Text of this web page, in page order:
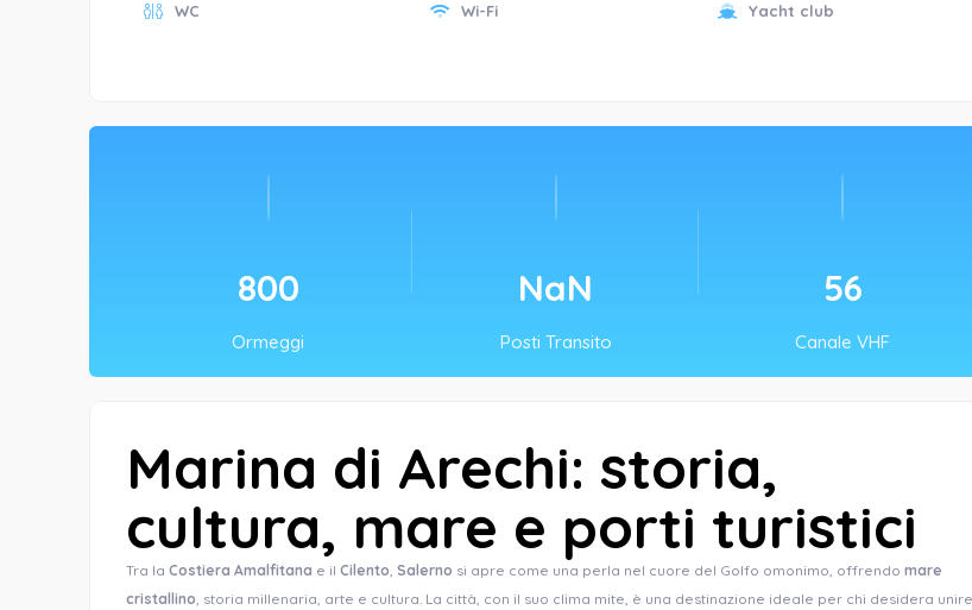
WC Wi-Fi Yacht club
1000
Ormeggi
NaN
Posti Transito
74
Canale VHF
Marina di Arechi: storia,
cultura, mare e porti turistici
Tra la Costiera Amalfitana e il Cilento, Salerno si apre come una perla nel cuore del Golfo omonimo, offrendo mare
cristallino, storia millenaria, arte e cultura. La città, con il suo clima mite, è una destinazione ideale per chi desidera unire